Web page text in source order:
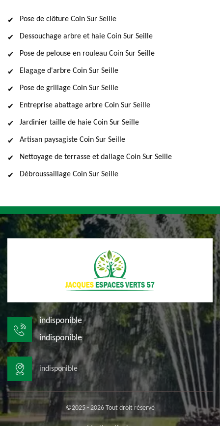
Pose de clôture Coin Sur Seille
Dessouchage arbre et haie Coin Sur Seille
Pose de pelouse en rouleau Coin Sur Seille
Elagage d'arbre Coin Sur Seille
Pose de grillage Coin Sur Seille
Entreprise abattage arbre Coin Sur Seille
Jardinier taille de haie Coin Sur Seille
Artisan paysagiste Coin Sur Seille
Nettoyage de terrasse et dallage Coin Sur Seille
Débroussaillage Coin Sur Seille
indisponible
indisponible
indisponible
©2025 - 2026 Tout droit réservé